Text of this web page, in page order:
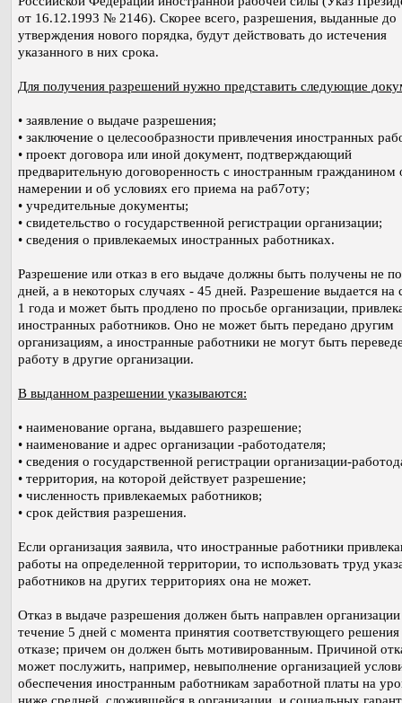
от 16.12.1993 № 2146). Скорее всего, разрешения, выданные до
утверждения нового порядка, будут действовать до истечения
указанного в них срока.
Для получения разрешений нужно представить следующие
• заявление о выдаче разрешения;
• заключение о целесообразности привлечения иностранных
• проект договора или иной документ, подтверждающий
предварительную договоренность с иностранным гражданином
намерении и об условиях его приема на раб7оту;
• учредительные документы;
• свидетельство о государственной регистрации организации;
• сведения о привлекаемых иностранных работниках.
Разрешение или отказ в его выдаче должны быть получены не
дней, а в некоторых случаях - 45 дней. Разрешение выдается на
1 года и может быть продлено по просьбе организации,
иностранных работников. Оно не может быть передано другим
организациям, а иностранные работники не могут быть
работу в другие организации.
В выданном разрешении указываются:
• наименование органа, выдавшего разрешение;
• наименование и адрес организации -работодателя;
• сведения о государственной регистрации организации-
• территория, на которой действует разрешение;
• численность привлекаемых работников;
• срок действия разрешения.
Если организация заявила, что иностранные работники
работы на определенной территории, то использовать труд
работников на других территориях она не может.
Отказ в выдаче разрешения должен быть направлен организации
течение 5 дней с момента принятия соответствующего
отказе; причем он должен быть мотивированным. Причиной
может послужить, например, невыполнение организацией
обеспечения иностранным работникам заработной платы на